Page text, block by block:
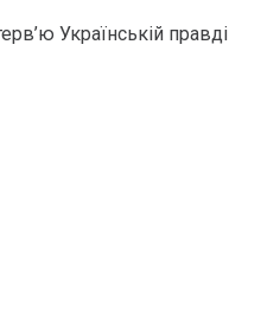
Українській правді